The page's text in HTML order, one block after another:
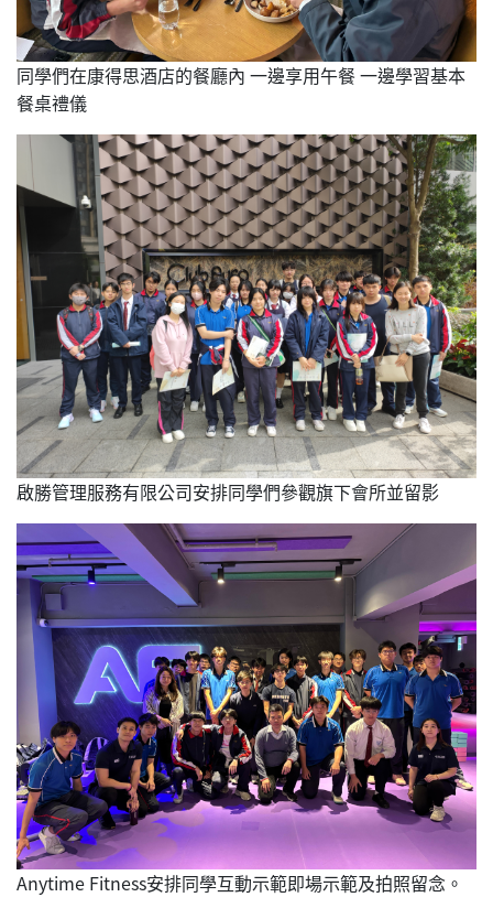
同學們在康得思酒店的餐廳內 一邊享用午餐 一邊學習基本
餐桌禮儀
啟勝管理服務有限公司安排同學們參觀旗下會所並留影
Anytime Fitness安排同學互動示範即場示範及拍照留念。